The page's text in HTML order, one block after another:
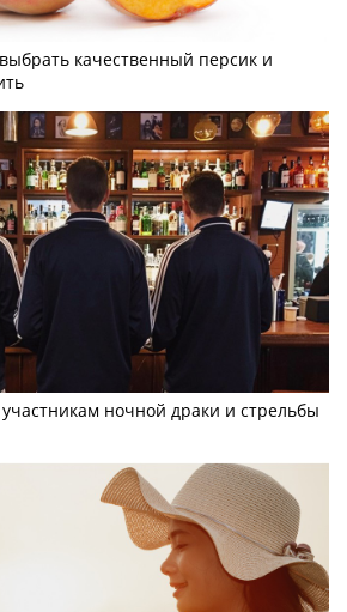
качественный персик и
ночной драки и стрельбы